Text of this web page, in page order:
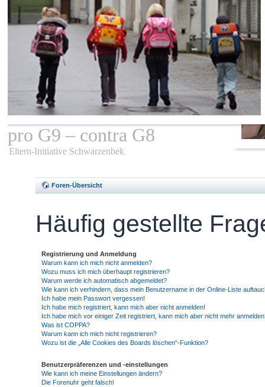
pro G9 – contra G8
Eltern-Initiative Schwarzenbek
Foren-Übersicht
Häufig gestellte
Registrierung und Anmeldung
Warum kann ich mich nicht anmelden?
Wozu muss ich mich überhaupt registrieren?
Warum werde ich automatisch abgemeldet?
Wie kann ich verhindern, dass mein Benutzername in der Online-Liste
Ich habe mein Passwort vergessen!
Ich habe mich registriert, kann mich aber nicht anmelden!
Ich habe mich vor einiger Zeit registriert, kann mich aber nicht mehr
Was ist COPPA?
Warum kann ich mich nicht registrieren?
Wozu ist die „Alle Cookies des Boards löschen“-Funktion?
Benutzerpräferenzen und -einstellungen
Wie kann ich meine Einstellungen ändern?
Die Forenuhr geht falsch!